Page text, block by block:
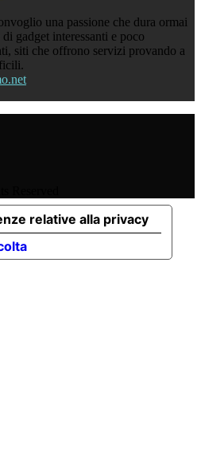
una passione che dura ormai
gadget interessanti e poco
siti che offrono servizi provando a
relative alla privacy